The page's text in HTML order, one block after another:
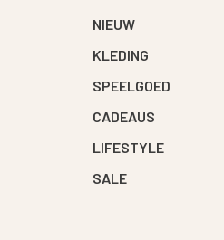
NIEUW
KLEDING
SPEELGOED
CADEAUS
LIFESTYLE
SALE